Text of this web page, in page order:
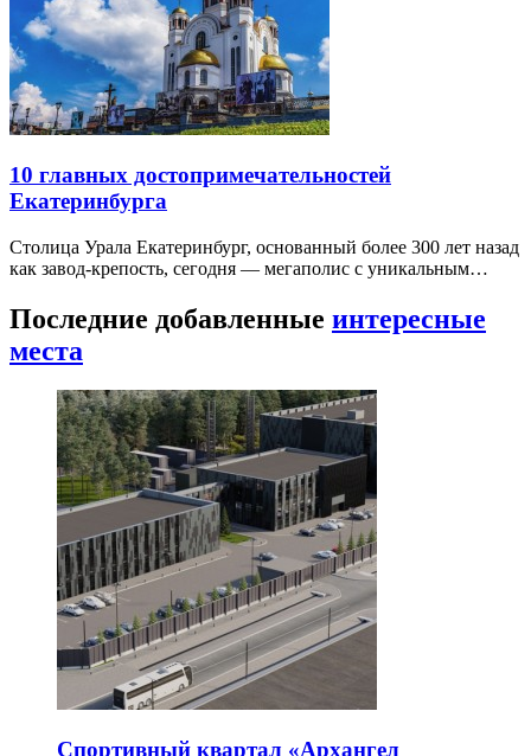
10 главных достопримечательностей
Екатеринбурга
Столица Урала Екатеринбург, основанный более 300 лет назад
как завод-крепость, сегодня — мегаполис с уникальным…
Последние добавленные интересные
места
Спортивный квартал «Архангел